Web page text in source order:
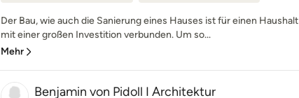
Der Bau, wie auch die Sanierung eines Hauses ist für einen Haushalt
mit einer großen Investition verbunden. Um so...
Mehr
Benjamin von Pidoll I Architektur